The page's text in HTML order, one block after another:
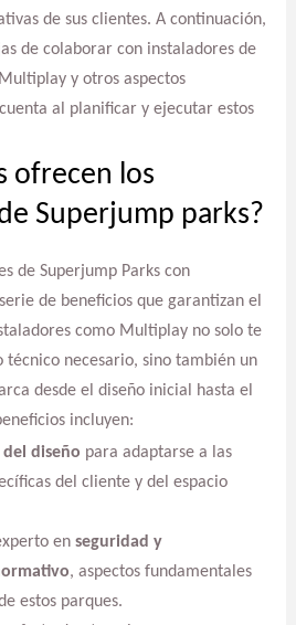
de sus clientes. A continuación,
de colaborar con instaladores de
y otros aspectos
al planificar y ejecutar estos
ofrecen los
Superjump parks?
de Superjump Parks con
de beneficios que garantizan el
como Multiplay no solo te
técnico necesario, sino también un
desde el diseño inicial hasta el
incluyen:
del diseño para adaptarse a las
del cliente y del espacio
en seguridad y
, aspectos fundamentales
estos parques.